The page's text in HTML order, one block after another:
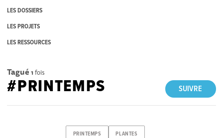
LES DOSSIERS
LES PROJETS
LES RESSOURCES
Tagué 1 fois
SUIVRE
#PRINTEMPS
PRINTEMPS PLANTES